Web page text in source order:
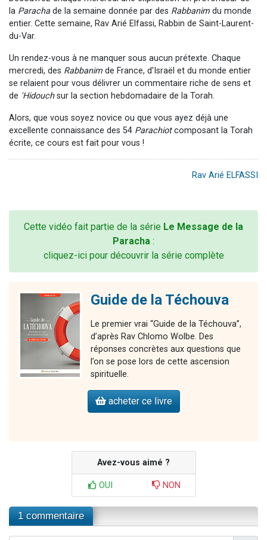
la Parachade la semaine donnée par des Rabbanim du monde
entier. Cette semaine, Rav Arié Elfassi, Rabbin de Saint-Laurent-
du-Var.
Un rendez-vous à ne manquer sous aucun prétexte. Chaque
mercredi, des Rabbanim de France, d'Israël et du monde entier
se relaient pour vous délivrer un commentaire riche de sens et
de 'Hidouchsur la section hebdomadaire de la Torah.
Alors, que vous soyez novice ou que vous ayez déjà une
excellente connaissance des 54 Parachiotcomposant la Torah
écrite, ce cours est fait pour vous !
Rav Arié ELFASSI
Cette vidéo fait partie de la série Le Message de la
Paracha :
cliquez-ici pour découvrir la série complète
Guide de la Téchouva
Le premier vrai “Guide de la Téchouva”,
d’après Rav Chlomo Wolbe. Des
réponses concrètes aux questions que
l’on se pose lors de cette ascension
spirituelle.
acheter ce livre
Avez-vous aimé ?
OUI NON
1 commentaire